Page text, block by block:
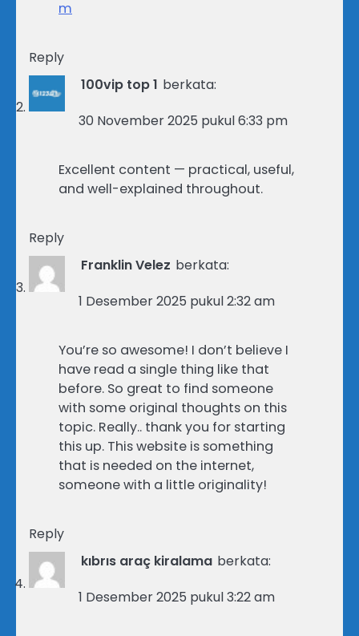
m
Reply
100vip top 1 berkata:
30 November 2025 pukul 6:33 pm
Excellent content — practical, useful,
and well-explained throughout.
Reply
Franklin Velez berkata:
1 Desember 2025 pukul 2:32 am
You’re so awesome! I don’t believe I
have read a single thing like that
before. So great to find someone
with some original thoughts on this
topic. Really.. thank you for starting
this up. This website is something
that is needed on the internet,
someone with a little originality!
Reply
kıbrıs araç kiralama berkata:
1 Desember 2025 pukul 3:22 am